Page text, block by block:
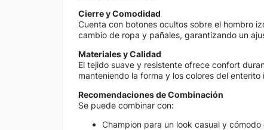
Cierre y Comodidad
Cuenta con botones ocultos sobre el hombro
cambio de ropa y pañales, garantizando un
Materiales y Calidad
El tejido suave y resistente ofrece confort
manteniendo la forma y los colores del
Recomendaciones de Combinación
Se puede combinar con:
Champion para un look casual y cómodo